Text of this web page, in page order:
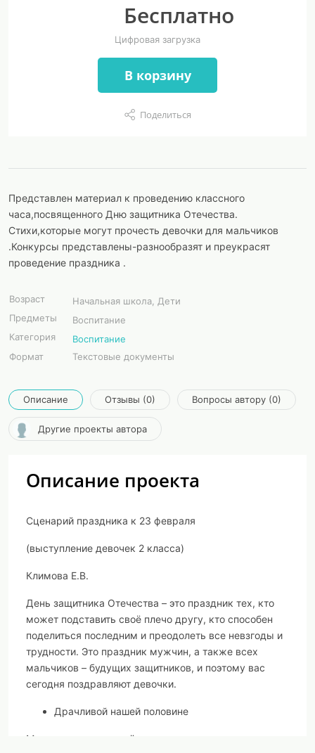
Бесплатно
Цифровая загрузка
В корзину
Поделиться
Представлен материал к проведению классного
часа,посвященного Дню защитника Отечества.
Стихи,которые могут прочесть девочки для мальчиков
.Конкурсы представлены-разнообразят и преукрасят
проведение праздника .
Возраст
Начальная школа, Дети
Предметы
Воспитание
Категория
Воспитание
Формат
Текстовые документы
Описание Отзывы (0) Вопросы автору (0)
Другие проекты автора
Описание проекта
Сценарий праздника к 23 февраля
(выступление девочек 2 класса)
Климова Е.В.
День защитника Отечества – это праздник тех, кто
может подставить своё плечо другу, кто способен
поделиться последним и преодолеть все невзгоды и
трудности. Это праздник мужчин, а также всех
мальчиков – будущих защитников, и поэтому вас
сегодня поздравляют девочки.
Драчливой нашей половине
Мы поздравленья шлём свои.